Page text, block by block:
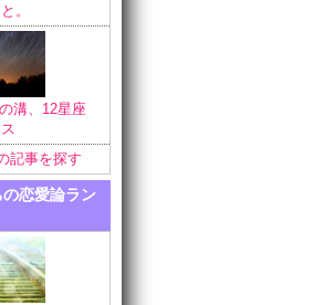
。
溝、12星座
記事を探す
恋愛論ラン